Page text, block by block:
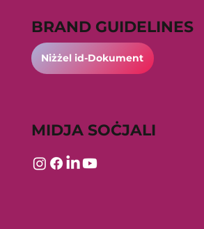
MIDJA SOĊJALI
BRAND GUIDELINES
Niżżel id-Dokument